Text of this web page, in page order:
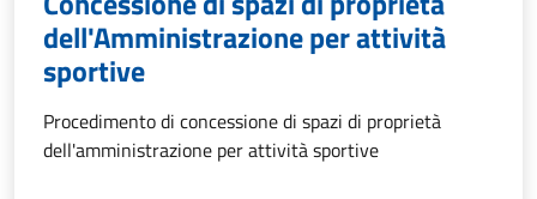
dell'Amministrazione per attività
sportive
Procedimento di concessione di spazi di proprietà
dell'amministrazione per attività sportive